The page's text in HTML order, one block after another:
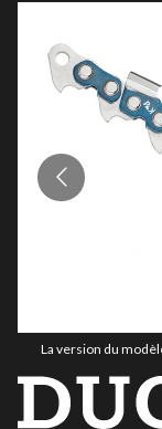
La version du